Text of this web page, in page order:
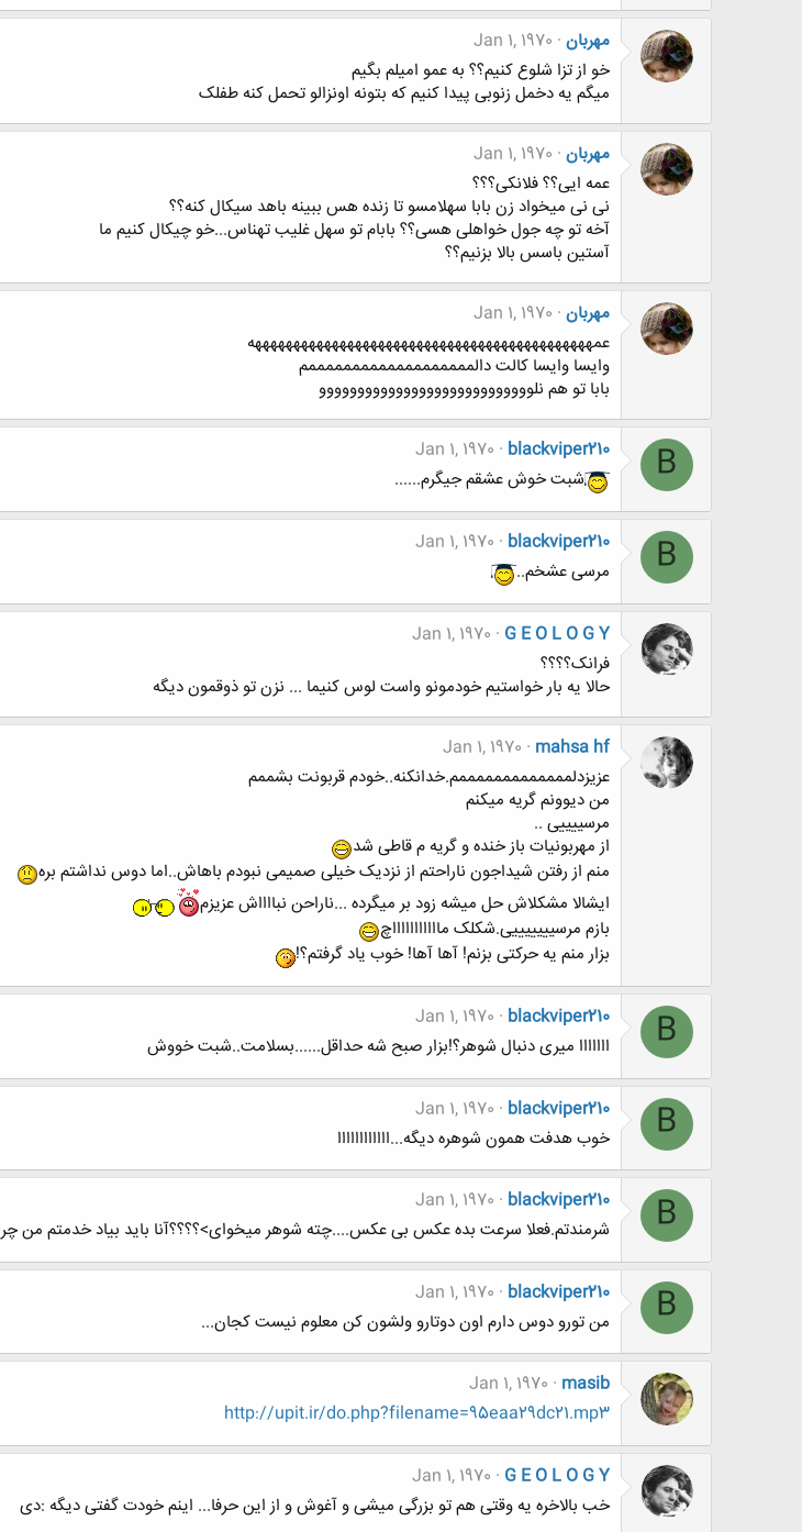
مهربان Jan 1, 1970
خو از تزا شلوع کنیم؟؟ به عمو امیلم بگیم
میگم یه دخمل زنوبی پیدا کنیم که بتونه اونزالو تحمل کنه طفلک
مهربان Jan 1, 1970
عمه ایی؟؟ فلانکی؟؟؟
نی نی میخواد زن بابا سهلامسو تا زنده هس ببینه باهد سیکال کنه؟؟
آخه تو چه جول خواهلی هسی؟؟ بابام تو سهل غلیب تهناس...خو چیکال کنیم ما
آستین باسس بالا بزنیم؟؟
مهربان Jan 1, 1970
عمههههههههههههههههههههههههههههههههههههههههههههه
وایسا وایسا کالت دالمممممممممممممممممممم
بابا تو هم نلوووووووووووووووووووووووووووو
B
blackviper210
Jan 1, 1970
شبت خوش عشقم جيگرم......
B
blackviper210
Jan 1, 1970
مرسى عشخم..
G E O L O G Y
Jan 1, 1970
فرانک؟؟؟؟
حالا یه بار خواستیم خودمونو واست لوس کنیما ... نزن تو ذوقمون دیگه
mahsa hf
Jan 1, 1970
عزیزدلمممممممممممممم.خدانکنه..خودم قربونت بشممم
من دیوونم گریه میکنم
مرسییییی ..
از مهربونیات باز خنده و گریه م قاطی شد
منم از رفتن شیداجون ناراحتم از نزدیک خیلی صمیمی نبودم باهاش..اما دوس نداشتم بره
ایشالا مشکلاش حل میشه زود بر میگرده ...ناراحن نبااااش عزیزم
بازم مرسیییییییی.شکلک ماااااااااااچ
بزار منم یه حرکتی بزنم! آها آها! خوب یاد گرفتم؟!
B
blackviper210
Jan 1, 1970
ااااااا میری دنبال شوهر؟!بزار صبح شه حداقل......بسلامت..شبت خووش
B
blackviper210
Jan 1, 1970
خوب هدفت همون شوهره دیگه...اااااااااااا
B
blackviper210
Jan 1, 1970
شرمندتم.فعلا سرعت بده عکس بی عکس....چته شوهر میخوای>؟؟؟؟آنا باید بیاد خدمتم من
B
blackviper210
Jan 1, 1970
من تورو دوس دارم اون دوتارو ولشون کن معلوم نیست کجان...
masib
Jan 1, 1970
http://upit.ir/do.php?filename=95eaa29dc21.mp3
G E O L O G Y
Jan 1, 1970
خب بالاخره یه وقتی هم تو بزرگی میشی و آغوش و از این حرفا... اینم خودت گفتی دیگه :دی